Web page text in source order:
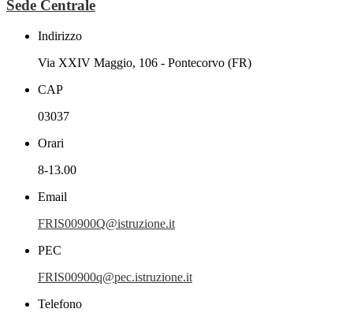
Sede Centrale
Indirizzo
Via XXIV Maggio, 106 - Pontecorvo (FR)
CAP
03037
Orari
8-13.00
Email
FRIS00900Q@istruzione.it
PEC
FRIS00900q@pec.istruzione.it
Telefono